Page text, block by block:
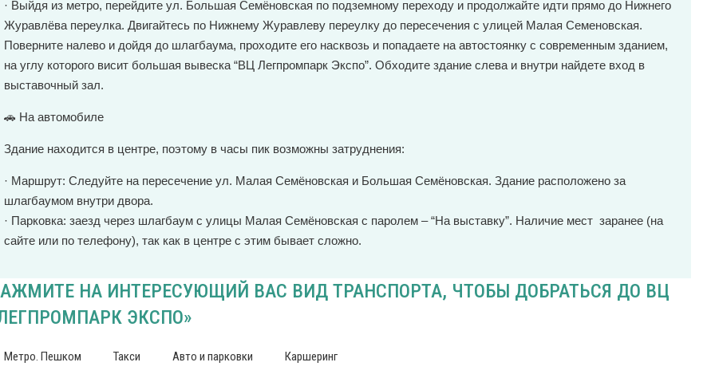
· Выйдя из метро, перейдите ул. Большая Семёновская по подземному переходу и продолжайте идти прямо до Нижнего
Журавлёва переулка. Двигайтесь по Нижнему Журавлеву переулку до пересечения с улицей Малая Семеновская.
Поверните налево и дойдя до шлагбаума, проходите его насквозь и попадаете на автостоянку с современным зданием,
на углу которого висит большая вывеска “ВЦ Легпромпарк Экспо”. Обходите здание слева и внутри найдете вход в
выставочный зал.
🚗 На автомобиле
Здание находится в центре, поэтому в часы пик возможны затруднения:
· Маршрут: Следуйте на пересечение ул. Малая Семёновская и Большая Семёновская. Здание расположено за
шлагбаумом внутри двора.
· Парковка: заезд через шлагбаум с улицы Малая Семёновская с паролем – “На выставку”. Наличие мест заранее (на
сайте или по телефону), так как в центре с этим бывает сложно.
НА ИНТЕРЕСУЮЩИЙ ВАС ВИД ТРАНСПОРТА, ЧТОБЫ ДОБРАТЬСЯ ДО ВЦ
ЭКСПО»
Метро. Пешком Такси Авто и парковки Каршеринг